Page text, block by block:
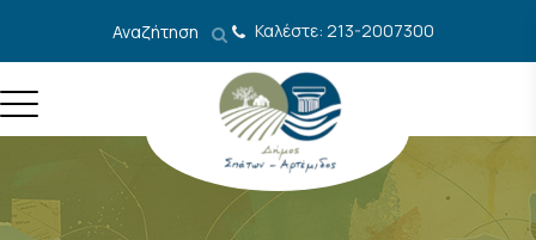
Αναζήτηση Καλέστε: 213-2007300